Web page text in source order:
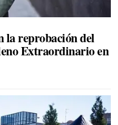
la reprobación del
Extraordinario en